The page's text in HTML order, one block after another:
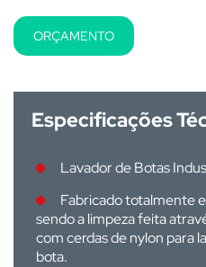
ORÇAMENTO
Especificações
Lavador de Botas
Fabricado totalmente
sendo a limpeza feita
com cerdas de nylon para
bota.